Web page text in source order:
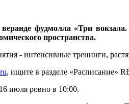
фудмолла «Три
пространства.
- интенсивные тренинги,
, ищите в разделе «Расписание»
июля ровно в 10:00.